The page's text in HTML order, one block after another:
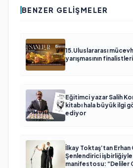
BENZER GELIŞMELER
15.Uluslararası
yarışmasının
Eğitimci yazar Salih
kitabı hala büyük ilgi
ediyor
İlkay Toktaş’tan
Şenlendirici
manifestosu: “Deliler